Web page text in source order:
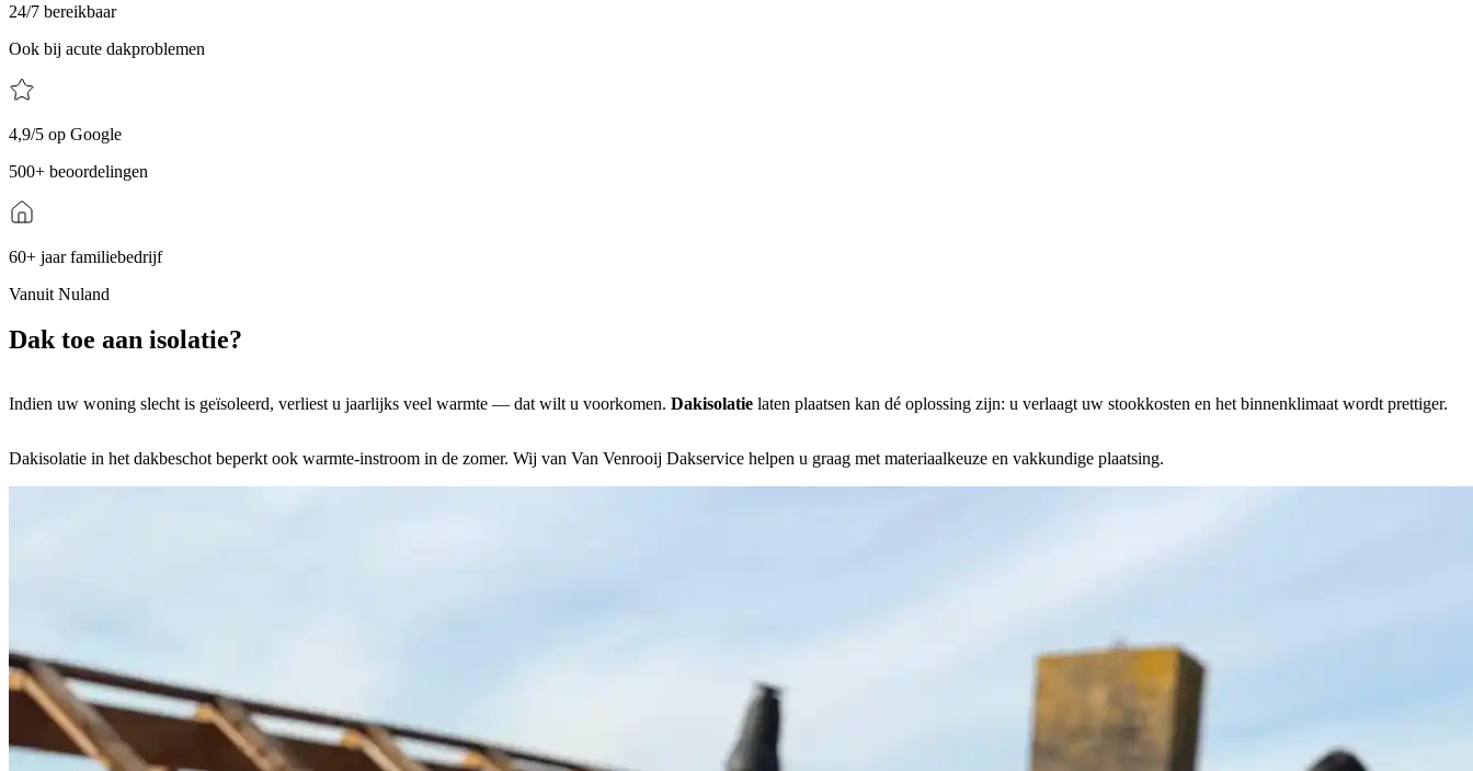
24/7 bereikbaar
Ook bij acute dakproblemen
4,9/5 op Google
500+ beoordelingen
60+ jaar familiebedrijf
Vanuit Nuland
Dak toe aan isolatie?
Indien uw woning slecht is geïsoleerd, verliest u jaarlijks veel warmte — dat wilt u voorkomen. Dakisolatie laten plaatsen kan dé oplossing zijn: u verlaagt uw stookkosten en het binnenklimaat wordt prettiger.
Dakisolatie in het dakbeschot beperkt ook warmte-instroom in de zomer. Wij van Van Venrooij Dakservice helpen u graag met materiaalkeuze en vakkundige plaatsing.